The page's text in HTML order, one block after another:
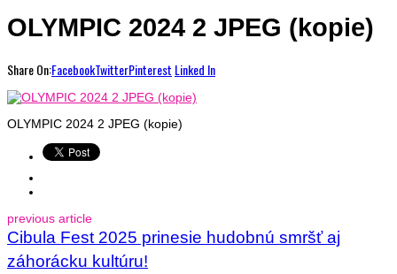
OLYMPIC 2024 2 JPEG (kopie)
Share On:FacebookTwitterPinterest Linked In
OLYMPIC 2024 2 JPEG (kopie)
previous article
Cibula Fest 2025 prinesie hudobnú smršť aj
záhorácku kultúru!